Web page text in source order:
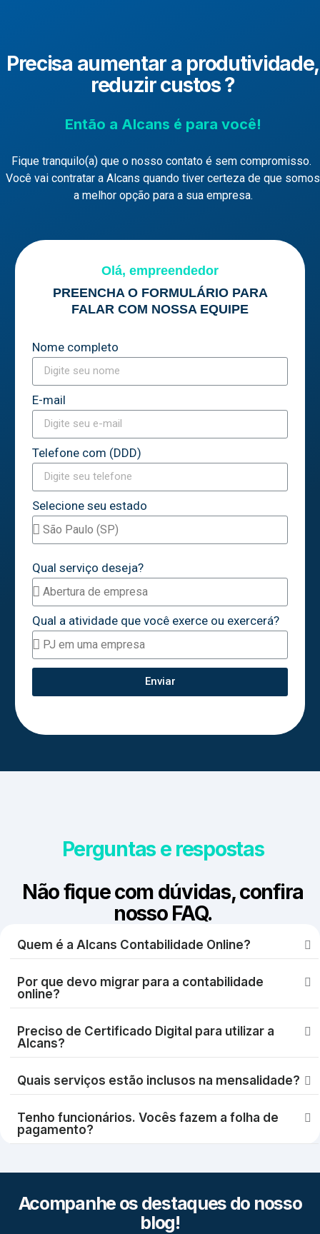
Precisa aumentar a produtividade,
reduzir custos ?
Então a Alcans é para você!
Fique tranquilo(a) que o nosso contato é sem compromisso.
Você vai contratar a Alcans quando tiver certeza de que somos
a melhor opção para a sua empresa.
Olá, empreendedor
PREENCHA O FORMULÁRIO PARA
FALAR COM NOSSA EQUIPE
Nome completo
E-mail
Telefone com (DDD)
Selecione seu estado
Qual serviço deseja?
Qual a atividade que você exerce ou exercerá?
Enviar
Perguntas e respostas
Não fique com dúvidas, confira
nosso FAQ.
Quem é a Alcans Contabilidade Online?
Por que devo migrar para a contabilidade
online?
Preciso de Certificado Digital para utilizar a
Alcans?
Quais serviços estão inclusos na mensalidade?
Tenho funcionários. Vocês fazem a folha de
pagamento?
Acompanhe os destaques do nosso
blog!